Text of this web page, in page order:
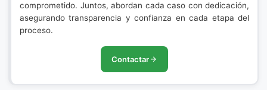
comprometido. Juntos, abordan cada caso con dedicación,
asegurando transparencia y confianza en cada etapa del
proceso.
Contactar